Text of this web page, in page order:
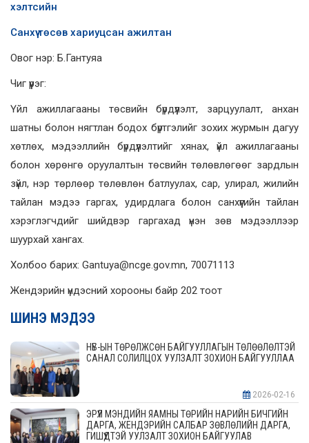
хэлтсийн
Санхүү төсөв хариуцсан ажилтан
Овог нэр: Б.Гантуяа
Чиг үүрэг:
Үйл ажиллагааны төсвийн бүрдүүлэлт, зарцуулалт, анхан
шатны болон нягтлан бодох бүртгэлийг зохих журмын дагуу
хөтлөх, мэдээллийн бүрдүүлэлтийг хянах, үйл ажиллагааны
болон хөрөнгө оруулалтын төсвийн төлөвлөгөөг зардлын
зүйл, нэр төрлөөр төлөвлөн батлуулах, сар, улирал, жилийн
тайлан мэдээ гаргах, удирдлага болон санхүүгийн тайлан
хэрэглэгчдийг шийдвэр гаргахад үнэн зөв мэдээллээр
шуурхай хангах.
Холбоо барих: Gantuya@ncge.gov.mn, 70071113
Жендэрийн үндэсний хорооны байр 202 тоот
ШИНЭ МЭДЭЭ
НҮБ-ЫН ТӨРӨЛЖСӨН БАЙГУУЛЛАГЫН ТӨЛӨӨЛӨЛТЭЙ
САНАЛ СОЛИЛЦОХ УУЛЗАЛТ ЗОХИОН БАЙГУУЛЛАА
2026-02-16
ЭРҮҮЛ МЭНДИЙН ЯАМНЫ ТӨРИЙН НАРИЙН БИЧГИЙН
ДАРГА, ЖЕНДЭРИЙН САЛБАР ЗӨВЛӨЛИЙН ДАРГА,
ГИШҮҮДТЭЙ УУЛЗАЛТ ЗОХИОН БАЙГУУЛАВ